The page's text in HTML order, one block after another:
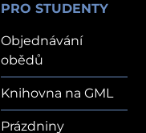
PRO STUDENTY
Objednávání
obědů
Knihovna na GML
Prázdniny